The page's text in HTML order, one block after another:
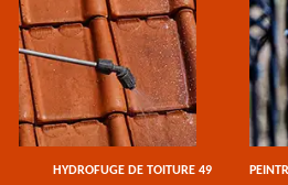
HYDROFUGE DE TOITURE 49